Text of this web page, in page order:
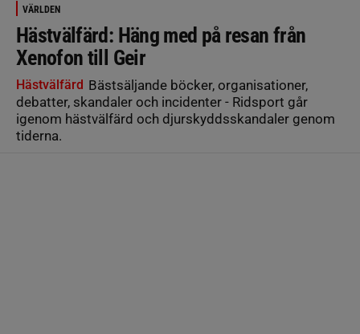
VÄRLDEN
Hästvälfärd: Häng med på resan från
Xenofon till Geir
Hästvälfärd Bästsäljande böcker, organisationer,
debatter, skandaler och incidenter - Ridsport går
igenom hästvälfärd och djurskyddsskandaler genom
tiderna.